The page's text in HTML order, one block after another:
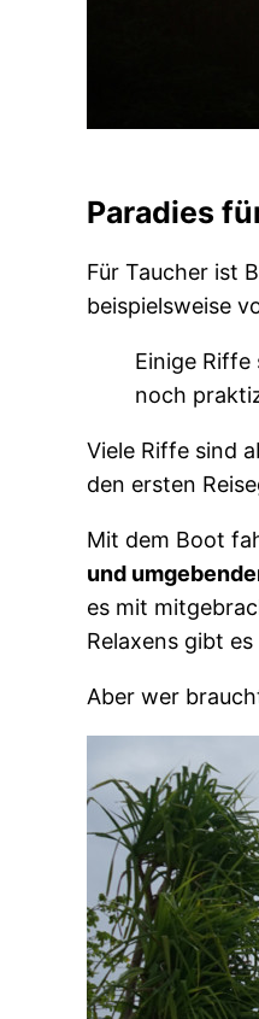
Paradies
Für Taucher ist
beispielsweise
Einige
noch
Viele Riffe sind
den ersten
Mit dem Boot
und
es mit
Relaxens gibt
Aber wer